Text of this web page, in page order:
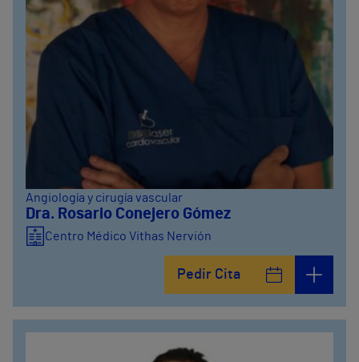
Angiología y cirugía vascular
Dra. Rosario Conejero Gómez
Centro Médico Vithas Nervión
Pedir Cita